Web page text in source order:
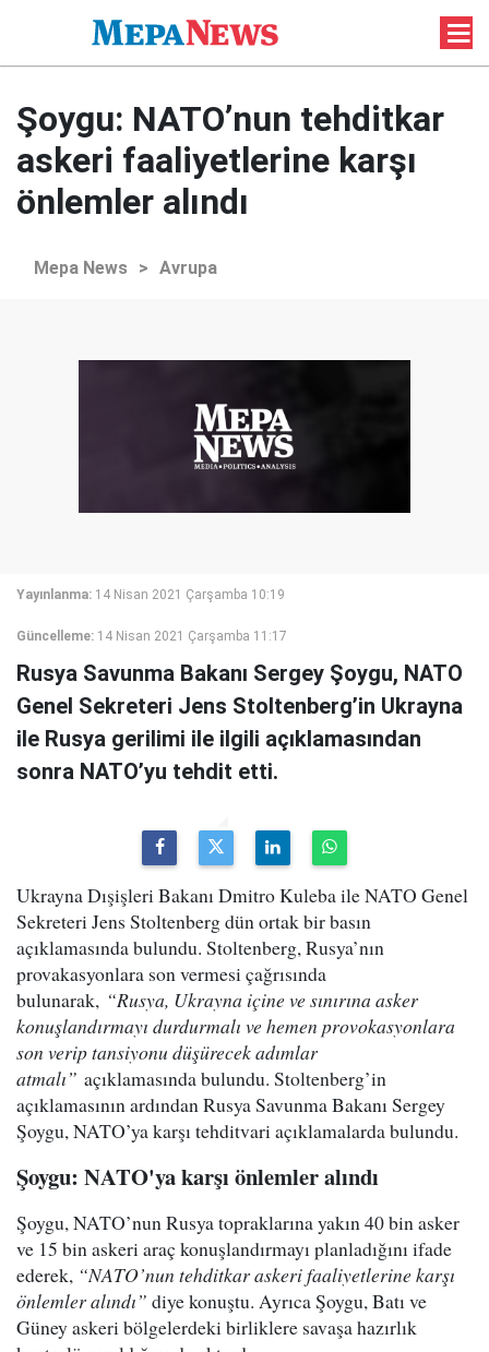
Şoygu: NATO’nun tehditkar
askeri faaliyetlerine karşı
önlemler alındı
Mepa News > Avrupa
Yayınlanma: 14 Nisan 2021 Çarşamba 10:19
Güncelleme: 14 Nisan 2021 Çarşamba 11:17
Rusya Savunma Bakanı Sergey Şoygu, NATO
Genel Sekreteri Jens Stoltenberg’in Ukrayna
ile Rusya gerilimi ile ilgili açıklamasından
sonra NATO’yu tehdit etti.
Ukrayna Dışişleri Bakanı Dmitro Kuleba ile NATO Genel
Sekreteri Jens Stoltenberg dün ortak bir basın
açıklamasında bulundu. Stoltenberg, Rusya’nın
provakasyonlara son vermesi çağrısında
bulunarak, “Rusya, Ukrayna içine ve sınırına asker
konuşlandırmayı durdurmalı ve hemen provokasyonlara
son verip tansiyonu düşürecek adımlar
atmalı” açıklamasında bulundu. Stoltenberg’in
açıklamasının ardından Rusya Savunma Bakanı Sergey
Şoygu, NATO’ya karşı tehditvari açıklamalarda bulundu.
Şoygu: NATO'ya karşı önlemler alındı
Şoygu, NATO’nun Rusya topraklarına yakın 40 bin asker
ve 15 bin askeri araç konuşlandırmayı planladığını ifade
ederek, “NATO’nun tehditkar askeri faaliyetlerine karşı
önlemler alındı” diye konuştu. Ayrıca Şoygu, Batı ve
Güney askeri bölgelerdeki birliklere savaşa hazırlık